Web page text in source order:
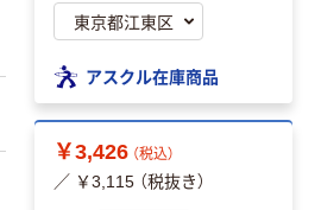
アスクル在庫商品
￥3,426 （税込）
／ ￥3,115 （税抜き）